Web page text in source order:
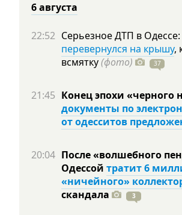
6 августа
22:52 Серьезное ДТП в
перевернулся на крышу,
всмятку(фото) 37
21:45 Конец эпохи «черного
документы по
от одесситов
20:04 После «волшебного
Одессой тратит 6
«ничейного»
скандала
3